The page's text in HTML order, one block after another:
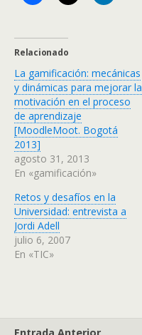
Relacionado
La gamificación: mecánicas
y dinámicas para mejorar la
motivación en el proceso
de aprendizaje
[MoodleMoot. Bogotá
2013]
agosto 31, 2013
En «gamificación»
Retos y desafíos en la
Universidad: entrevista a
Jordi Adell
julio 6, 2007
En «TIC»